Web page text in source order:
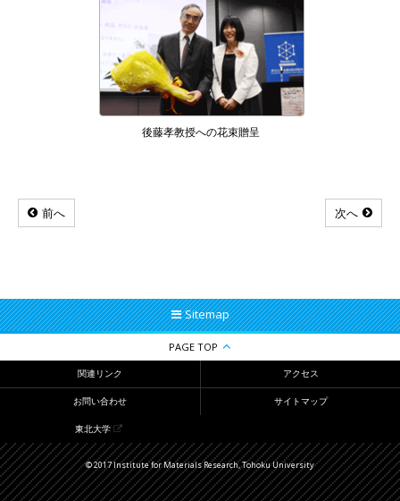
後藤孝教授への花束贈呈
前へ 次へ
Sitemap
PAGE TOP
関連リンク アクセス
お問い合わせ サイトマップ
東北大学
© 2017 Institute for Materials Research, Tohoku University